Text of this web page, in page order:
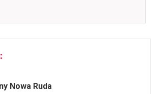
Nowa Ruda